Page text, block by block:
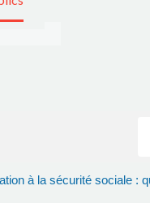
à la sécurité sociale :